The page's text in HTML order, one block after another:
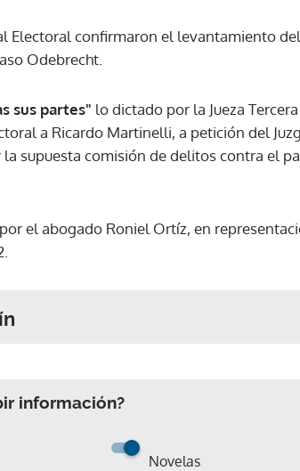
Electoral confirmaron el levantamiento
Odebrecht.
sus partes" lo dictado por la Jueza
a Ricardo Martinelli, a petición del
supuesta comisión de delitos contra el
el abogado Roniel Ortíz, en
información?
Novelas